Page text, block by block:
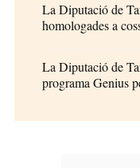
La Diputació de
homologades a
La Diputació de
programa Genius